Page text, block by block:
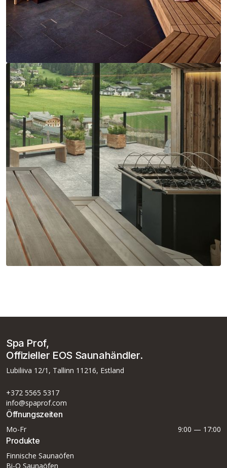
Große Auswahl an
Saunaanwendungen: EOS
Mega HD
Spa Prof,
Offizieller EOS Saunahändler.
Lubiliiva 12/1, Tallinn 11216, Estland
+372 5565 5317
info@spaprof.com
Öffnungszeiten
Mo-Fr 9:00 — 17:00
Produkte
Finnische Saunaöfen
Bi-O Saunaöfen